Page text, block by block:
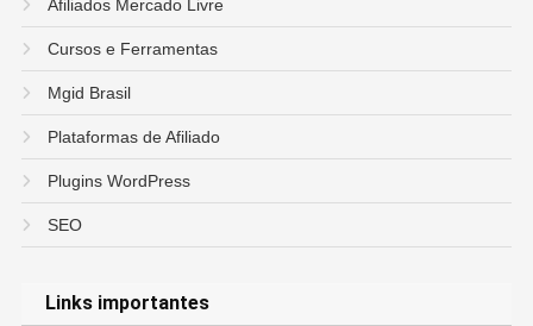
Afiliados Mercado Livre
Cursos e Ferramentas
Mgid Brasil
Plataformas de Afiliado
Plugins WordPress
SEO
Links importantes